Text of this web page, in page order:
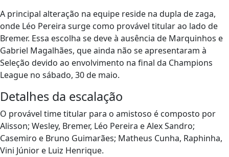
A principal alteração na equipe reside na dupla de zaga,
onde Léo Pereira surge como provável titular ao lado de
Bremer. Essa escolha se deve à ausência de Marquinhos e
Gabriel Magalhães, que ainda não se apresentaram à
Seleção devido ao envolvimento na final da Champions
League no sábado, 30 de maio.
Detalhes da escalação
O provável time titular para o amistoso é composto por
Alisson; Wesley, Bremer, Léo Pereira e Alex Sandro;
Casemiro e Bruno Guimarães; Matheus Cunha, Raphinha,
Vini Júnior e Luiz Henrique.